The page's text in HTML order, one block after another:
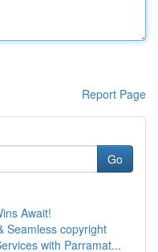
Report Page
Go
Await!
Seamless copyright
with Parramat...